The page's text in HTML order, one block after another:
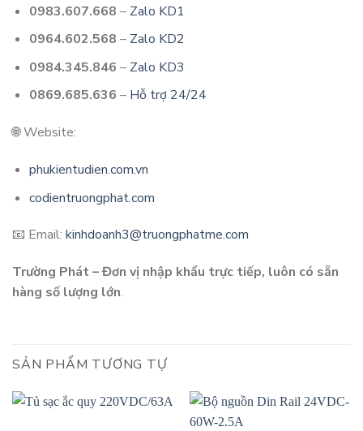
0983.607.668 – Zalo KD1
0964.602.568 – Zalo KD2
0984.345.846 – Zalo KD3
0869.685.636 – Hỗ trợ 24/24
🌐 Website:
phukientudien.com.vn
codientruongphat.com
📧 Email: kinhdoanh3@truongphatme.com
Trường Phát – Đơn vị nhập khẩu trực tiếp, luôn có sẵn
hàng số lượng lớn.
SẢN PHẨM TƯƠNG TỰ